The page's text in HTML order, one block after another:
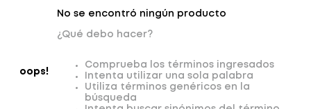
oops!
No se encontró ningún producto
¿Qué debo hacer?
Comprueba los términos ingresados
Intenta utilizar una sola palabra
Utiliza términos genéricos en la
búsqueda